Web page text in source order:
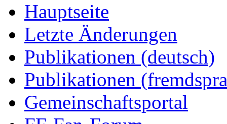
Hauptseite
Letzte Änderungen
Publikationen (deutsch)
Publikationen
Gemeinschaftsportal